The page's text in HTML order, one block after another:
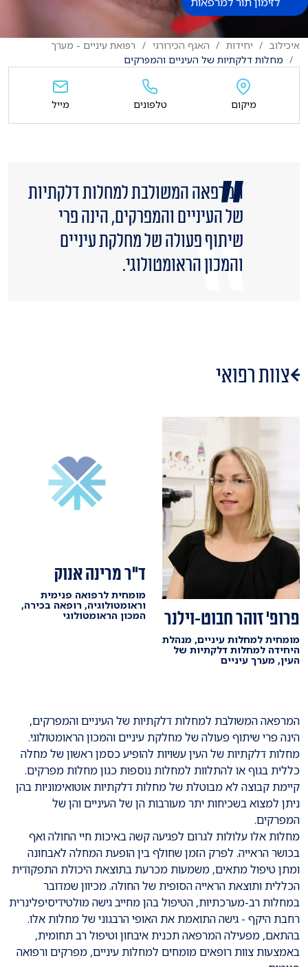
איכילוב יחידות האגף הכירורגי
רפואת עיניים - מערך
מחלות דלקתיות של העיניים והמפרקים
המרפאה המשולבת למחלות דלקתיות
של העיניים והמפרקים, הינה פרי
שיתוף פעולה של מחלקת עיניים
והמכון הראומטולוגי.
צוות רפואי
פרופ' זוהר חבוט-וילנר
מומחית למחלות עיניים, מנהלת
היחידה למחלות דלקתיות של
העין, מערך עיניים
ד"ר מרינה אנוק
מומחית לרפואה פנימית
וראומטולוגיה, רופאה בכירה,
המכון הראומטולוגי
המרפאה המשולבת למחלות דלקתיות של העיניים והמפרקים,
הינה פרי שיתוף פעולה של מחלקת עיניים והמכון הראומטולוגי.
מחלות דלקתיות של העין עשויות להופיע כסמן ראשון של מחלה
כללית בגוף או להתלוות למחלות נוספות כגון מחלות מפרקים.
קיימת קבוצה לא מבוטלת של מחלות דלקתיות אוטואימוניות בהן
ניתן למצוא בשכיחות יתר מעורבות הן של העיניים והן של
המפרקים.
מחלות אלו עלולות לגרום לפגיעה קשה באיכות חיי החולה ואף
בכושר הראייה. לפרק הזמן שחולף בין הופעת המחלה לאבחונה
ומתן טיפול מתאים, משמעות מכרעת בתוצאת היכולת התפקודית
הכללית ותוצאת הראייה הסופית של החולה. מכיוון שמדובר
במחלות רב-מערכתיות, הטיפול בהן מחייב גישה מולטידיסיפלינרית
רחבת היקף - גישה התואמת את האופי הרבגוני של מחלות אלו.
בהתאם, מפעילה המרפאה תכנית איבחון וטיפול רב תחומית,
באמצעות צוות רופאים מומחים למחלות עיניים, מפרקים ורפואה
מיקום טלפונים מייל